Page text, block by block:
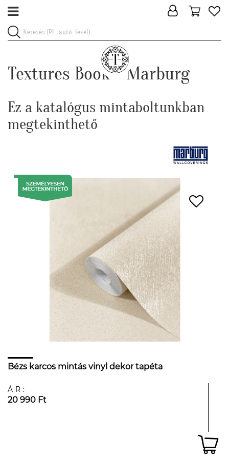
Textures Book - Marburg
Ez a katalógus mintaboltunkban
megtekinthető
Bézs karcos mintás vinyl dekor tapéta
ÁR:
20 990 Ft